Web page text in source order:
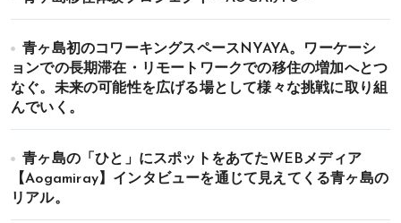
青ヶ島初のコワーキングスペースNYAYA。ワーケーシ
ョンでの長期滞在・リモートワークでの移住の増加へとつ
なぐ。未来の可能性を広げる場として様々な挑戦に取り組
んでいく。
青ヶ島の「ひと」にスポットをあてたWEBメディア
【Aogamiray】インタビューを通じて見えてくる青ヶ島の
リアル。